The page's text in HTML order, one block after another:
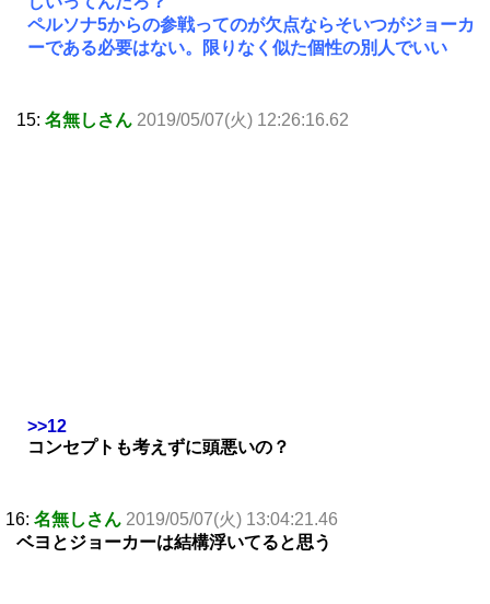
ペルソナ5からの参戦ってのが欠点ならそいつがジョーカ
ーである必要はない。限りなく似た個性の別人でいい
15: 名無しさん 2019/05/07(火) 12:26:16.62
>>12
コンセプトも考えずに頭悪いの？
16: 名無しさん 2019/05/07(火) 13:04:21.46
ベヨとジョーカーは結構浮いてると思う